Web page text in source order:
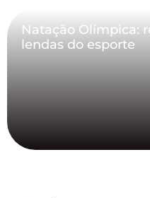
Natação Olímpica:
lendas do esporte